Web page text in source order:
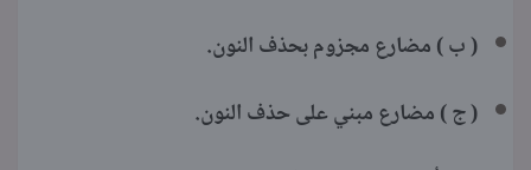
( ب ) مضارع مجزوم بحذف النون.
( ج ) مضارع مبني على حذف النون.